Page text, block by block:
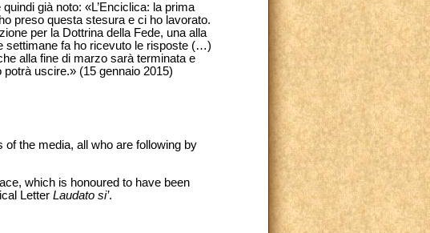
già noto: «L’Enciclica: la prima
preso questa stesura e ci ho lavorato.
per la Dottrina della Fede, una alla
settimane fa ho ricevuto le risposte (…)
alla fine di marzo sarà terminata e
uscire.» (15 gennaio 2015)
the media, all who are following by
which is honoured to have been
Letter Laudato si’.